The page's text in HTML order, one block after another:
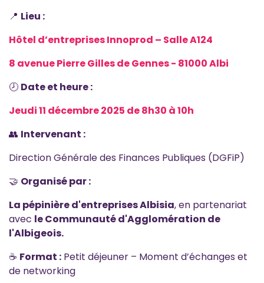
📍 Lieu :
Hôtel d’entreprises Innoprod – Salle A124
8 avenue Pierre Gilles de Gennes - 81000 Albi
🕗 Date et heure :
Jeudi 11 décembre 2025 de 8h30 à 10h
👥 Intervenant :
Direction Générale des Finances Publiques (DGFiP)
🤝 Organisé par :
La pépinière d'entreprises Albisia, en partenariat
avec le Communauté d'Agglomération de
l'Albigeois.
☕ Format : Petit déjeuner – Moment d’échanges et
de networking